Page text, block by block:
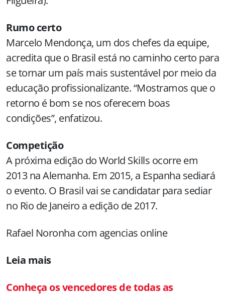
Rumo certo
Marcelo Mendonça, um dos chefes da equipe,
acredita que o Brasil está no caminho certo para
se tornar um país mais sustentável por meio da
educação profissionalizante. “Mostramos que o
retorno é bom se nos oferecem boas
condições”, enfatizou.
Competição
A próxima edição do World Skills ocorre em
2013 na Alemanha. Em 2015, a Espanha sediará
o evento. O Brasil vai se candidatar para sediar
no Rio de Janeiro a edição de 2017.
Rafael Noronha com agencias online
Leia mais
Conheça os vencedores de todas as